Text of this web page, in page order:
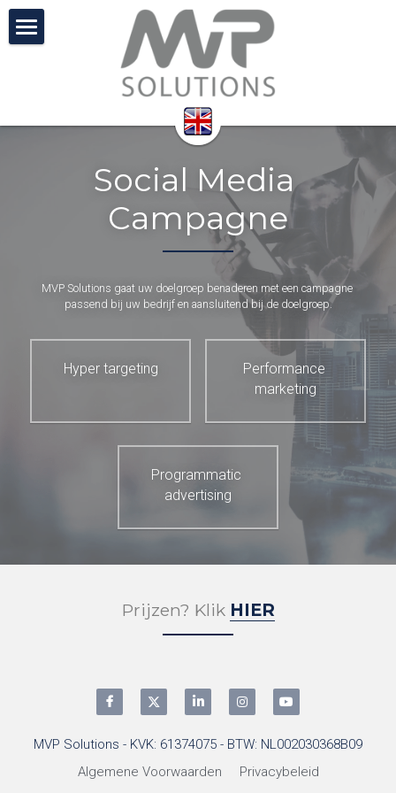
Zoeken
Social Media
Campagne
MVP Solutions gaat uw doelgroep benaderen met een campagne
passend bij uw bedrijf en aansluitend bij de doelgroep.
Hyper targeting
Performance
marketing
Programmatic
advertising
Prijzen? Klik HIER
MVP Solutions - KVK: 61374075 - BTW: NL002030368B09
Algemene Voorwaarden
Privacybeleid